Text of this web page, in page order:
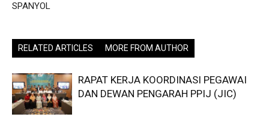
SPANYOL
RELATED ARTICLES MORE FROM AUTHOR
RAPAT KERJA KOORDINASI PEGAWAI
DAN DEWAN PENGARAH PPIJ (JIC)